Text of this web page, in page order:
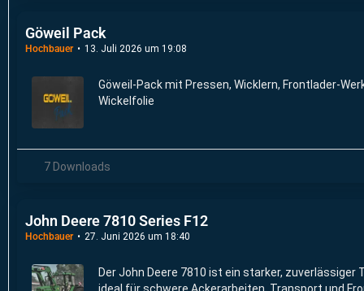
Göweil Pack
Hochbauer 13. Juli 2026 um 19:08
Göweil-Pack mit Pressen, Wicklern, Frontlader-
Wickelfolie
7 Downloads
John Deere 7810 Series F12
Hochbauer 27. Juni 2026 um 18:40
Der John Deere 7810 ist ein starker, zuverlässiger